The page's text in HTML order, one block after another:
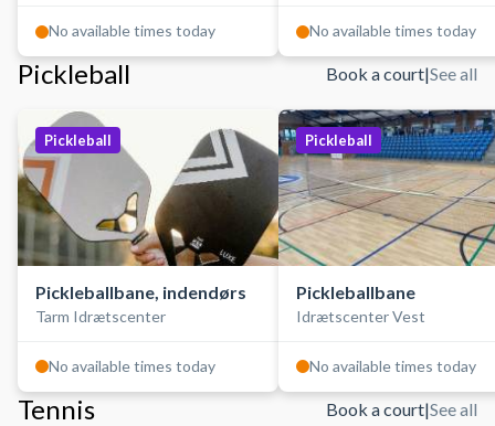
No available times today No available times today
Pickleball Book a court|See all
Pickleball
Pickleballbane, indendørs
Tarm Idrætscenter
No available times today
Pickleball
Pickleballbane
Idrætscenter Vest
No available times today
Tennis Book a court|See all